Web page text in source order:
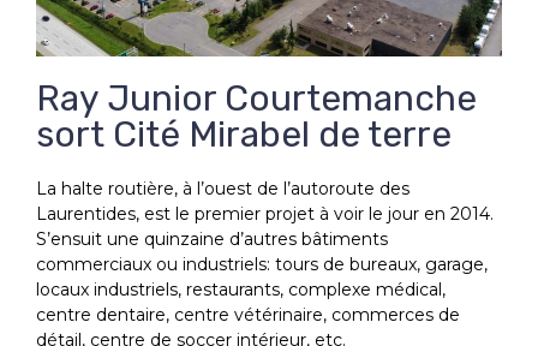
Ray Junior Courtemanche
sort Cité Mirabel de terre
La halte routière, à l’ouest de l’autoroute des
Laurentides, est le premier projet à voir le jour en 2014.
S’ensuit une quinzaine d’autres bâtiments
commerciaux ou industriels: tours de bureaux, garage,
locaux industriels, restaurants, complexe médical,
centre dentaire, centre vétérinaire, commerces de
détail, centre de soccer intérieur, etc.